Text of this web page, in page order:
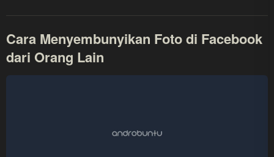
Cara Menyembunyikan Foto di Facebook
dari Orang Lain